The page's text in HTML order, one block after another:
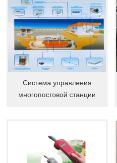
Система управления
многопостовой станции